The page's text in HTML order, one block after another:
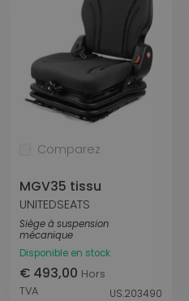
Comparez
MGV35 tissu
UNITEDSEATS
Siège à suspension
mécanique
Disponible en stock
€ 493,00 Hors
TVA
US.203490